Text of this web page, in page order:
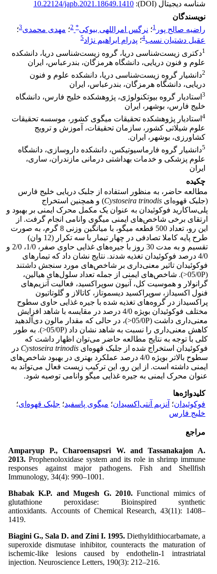
شناسه دیجیتال (DOI):
10.22124/japb.2021.18649.1410
نویسندگان
راضیه صالح پور 1؛ نرگس امراللهی بیوکی*
2؛ مهدی محمدی3؛
عقیل دشتیان نسب4؛ پدرام ابراهیم نژاد5
1دکتری زیست‌شناسی دریا، گروه زیست‌شناسی دریا، دانشکده
علوم و فنون دریایی، دانشگاه هرمزگان، بندرعباس، ایران
2دانشیار گروه زیست‌شناسی دریا، دانشکده علوم و فنون
دریایی، دانشگاه هرمزگان، بندرعباس، ایران
3 استادیار گروه بیوتکنولوژی، پژوهشکده خلیج فارس، دانشگاه
خلیج فارس، بوشهر، ایران
4 استادیار پژوهشکده تحقیقات میگوی کشور، موسسه تحقیقات
علوم شیلاتی کشور، سازمان تحقیقات، آموزش و ترویج
کشاورزی، بوشهر، ایران.
5دانشیار گروه فارماسیوتیکس، دانشکده داروسازی، دانشگاه
علوم پزشکی و خدمات بهداشتی درمانی مازندران، ساری،
ایران
چکیده
مطالعه حاضر، به منظور استفاده از جلبک دریایی خلیج فارس
(جلبک قهوه‌ای
Cystoseira trinodis
) و همچنین استخراج
پلی‌ساکارید فوکوئیدان به عنوان یک مکمل محرک ایمنی بر بهبود و
ارتقای برخی شاخص‌های ایمنی میگوی وانامی انجام گرفت. از
این رو، تعداد 500 قطعه میگو، با میانگین وزنی 8 گرم، به صورت
طرح پایه کاملا تصادفی در چهار تیمار با سه تکرار (12 وان)
تقسیم و به مدت 30 روز با جیره‌های غذایی حاوی صفر، 1/0، 2/0 و
4/0 درصد فوکوئیدان تغذیه شدند. نتایج نشان داد که تیمارهای
فوکوئیدان تاثیر معنی‌داری بر شاخص‌های مورد سنجش داشتند
(05/0P<). شاخص‌های ایمنی از جمله تعداد سلول‌های هیالین،
گرانولار و هموسیت کل، آنیون سوپراکسید، فعالیت آنزیم‌های
فنول اکسیداز، سوپراکسید دیسموتاز، کاتالاز و گلوتاتیون
پراکسیداز در گروه‌های تغذیه شده با جیره غذایی حاوی سطوح
مختلف فوکوئیدان بویژه 4/0 درصد در مقایسه با شاهد افزایش
معنی‌داری داشت (05/0P<)، در حالی که مقدار مالون دی‌آلدهید
کاهش معنی‌داری را نسبت به شاهد نشان داد (05/0P<). به طور
کلی با توجه به نتایج مطالعه حاضر می‌توان اظهار داشت که
فوکوئیدان استخراج شده از جلبک قهوه‌ای Cystoseira trinodis در
سطوح بالاتر بویژه 4/0 درصد عملکرد بهتری در بهبود شاخص‌های
ایمنی داشته است. از این رو، این ترکیب زیست فعال می‌تواند به
عنوان محرک ایمنی به جیره غذایی میگو وانامی توصیه شود.
کلیدواژه‌ها
فوکوئیدان؛ آنزیم آنتی‌اکسیدان؛ میگوی پاسفید؛ جلبک قهوه‌ای؛
خلیج فارس
مراجع
Amparyup P., Charoensapsri W. and Tassanakajon A.
2013. Prophenoloxidase system and its role in shrimp immune
responses against major pathogens. Fish and Shellfish
Immunology, 34(4): 990–1001.
Bhabak K.P. and Mugesh G. 2010.Functional mimics of
glutathione peroxidase: Bioinspired synthetic
antioxidants. Accounts of Chemical Research, 43(11): 1408–
1419.
Biagini G., Sala D. and Zini I. 1995. Diethyldithiocarbamate, a
superoxide dismutase inhibitor, counteracts the maturation of
ischemic-like lesions caused by endothelin-1 intrastriatal
injection. Neuroscience Letters, 190(3): 212–216.